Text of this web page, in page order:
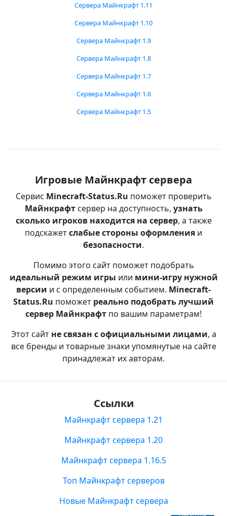
Сервера Майнкрафт 1.11
Сервера Майнкрафт 1.10
Сервера Майнкрафт 1.9
Сервера Майнкрафт 1.8
Сервера Майнкрафт 1.7
Сервера Майнкрафт 1.6
Сервера Майнкрафт 1.5
Игровые Майнкрафт сервера
Сервис Minecraft-Status.Ru поможет проверить
Майнкрафтсервер на доступность, узнать
сколько игроков находится на сервер, а также
подскажетслабые стороны оформления и
безопасности.
Помимо этого сайт поможет подобрать
идеальный режим игры или мини-игру нужной
версии и с определенным событием. Minecraft-
Status.Ru поможет реально подобрать лучший
сервер Майнкрафт по вашим параметрам!
Этот сайт не связан с официальными лицами, а
все бренды и товарные знаки упомянутые на сайте
принадлежат их авторам.
Ссылки
Майнкрафт сервера 1.21
Майнкрафт сервера 1.20
Майнкрафт сервера 1.16.5
Топ Майнкрафт серверов
Новые Майнкрафт сервера